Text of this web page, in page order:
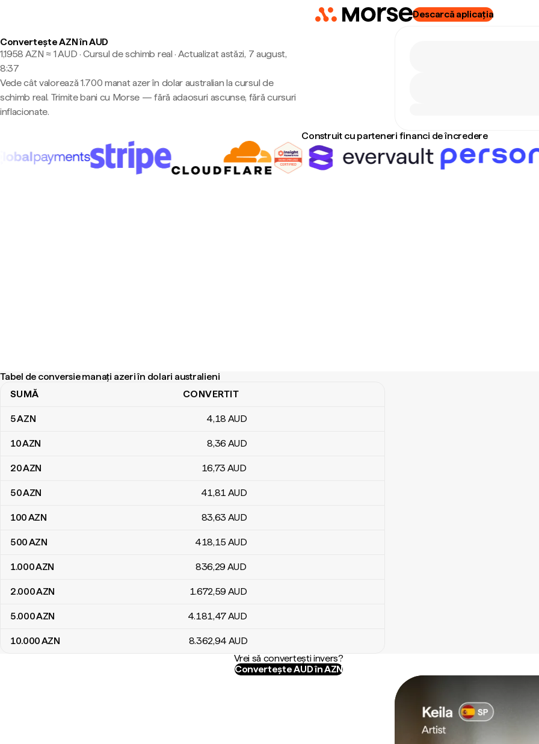
Descarcă aplicația
Convertește AZN în AUD
1,1958 AZN ≈ 1 AUD · Cursul de schimb real · Actualizat astăzi, 7 august,
8:37
Vede cât valorează 1.700 manat azer în dolar australian la cursul de
schimb real. Trimite bani cu Morse — fără adaosuri ascunse, fără cursuri
inflacionate.
Construit cu parteneri financi de încredere
Tabel de conversie manați azeri în dolari australieni
Tabel de conversie manați azeri în dolari australieni
SUMĂ CONVERTIT
5AZN 4,18 AUD
10AZN 8,36 AUD
20AZN 16,73 AUD
50AZN 41,81 AUD
100AZN 83,63 AUD
500AZN 418,15 AUD
1.000AZN 836,29 AUD
2.000AZN 1.672,59 AUD
5.000AZN 4.181,47AUD
10.000AZN 8.362,94 AUD
Vrei să convertești invers?
Convertește AUD în AZN